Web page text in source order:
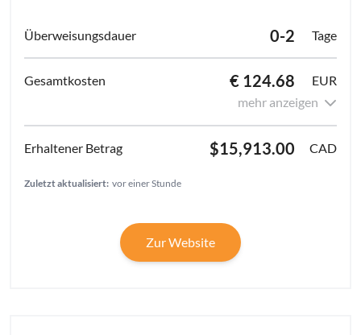
0-2 Tage
€ 124.68
EUR
mehr anzeigen
$15,913.00 CAD
Zuletzt aktualisiert: vor einer Stunde
Zur Website